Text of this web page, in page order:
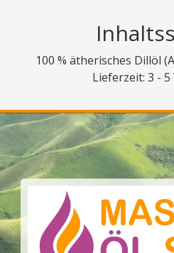
100 % ätherisches Dillöl
Lieferzeit: 3 -